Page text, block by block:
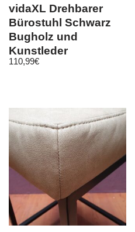
vidaXL Drehbarer
Bürostuhl Schwarz
Bugholz und
Kunstleder
110,99€